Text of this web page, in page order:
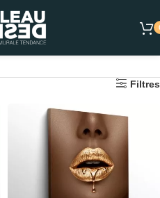
Filtres